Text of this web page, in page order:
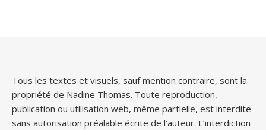
Tous les textes et visuels, sauf mention contraire, sont la
propriété de Nadine Thomas. Toute reproduction,
publication ou utilisation web, même partielle, est interdite
sans autorisation préalable écrite de l’auteur. L’interdiction